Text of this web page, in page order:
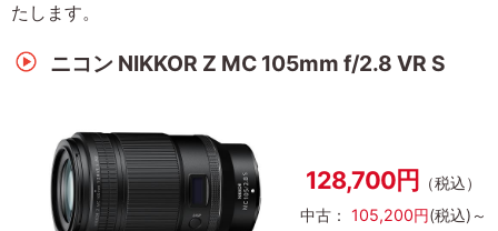
たします。
ニコン NIKKOR Z MC 105mm f/2.8 VR S
128,700円
（税込）
中古： 105,200円(税込)～